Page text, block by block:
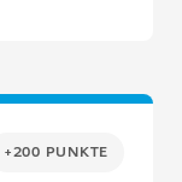
+200 PUNKTE